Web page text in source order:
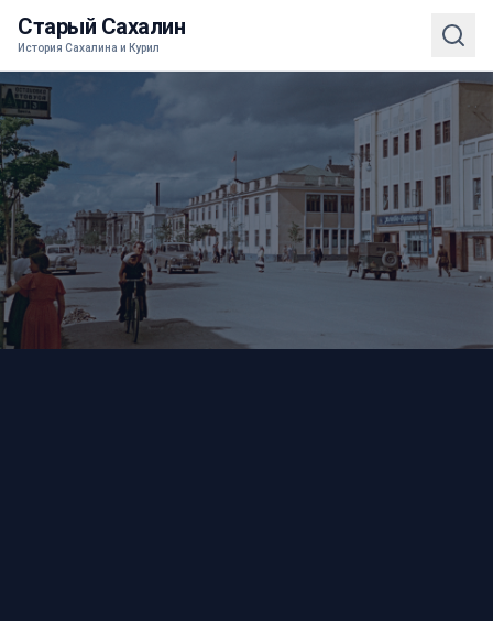
Старый Сахалин
История Сахалина и Курил